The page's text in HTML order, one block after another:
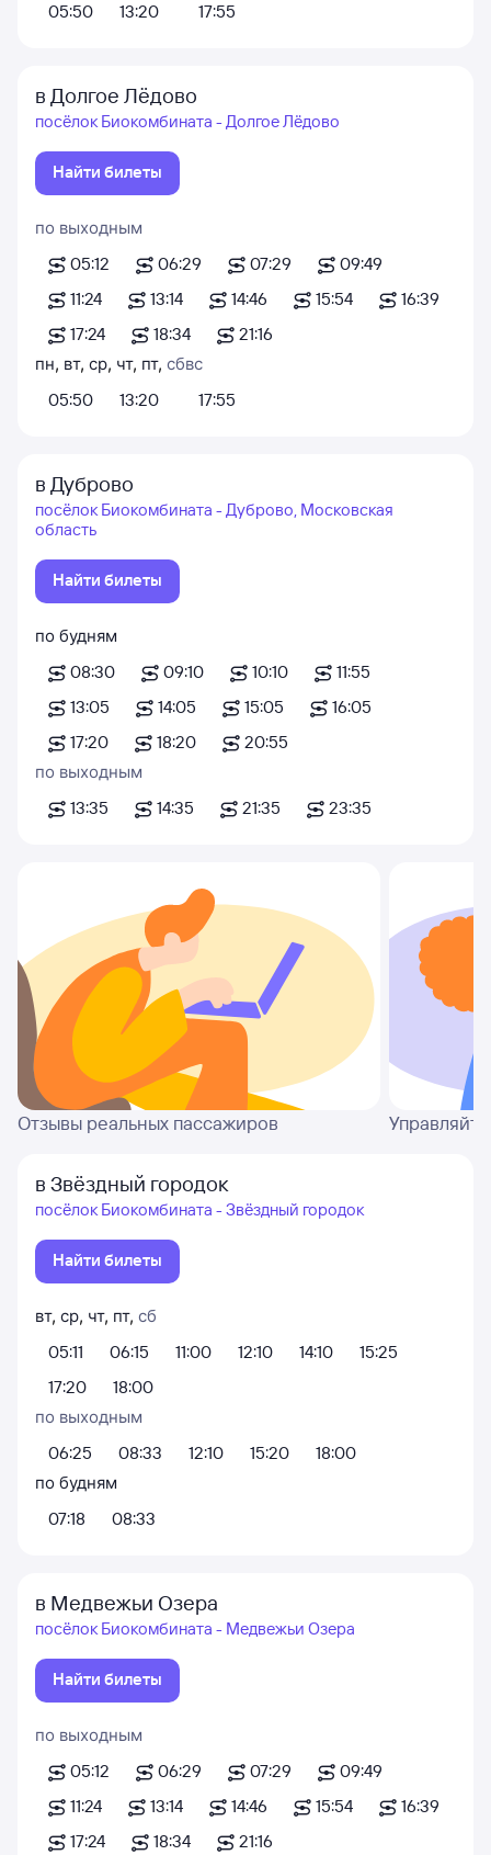
05:50
13:20
17:55
в Долгое Лёдово
посёлок Биокомбината - Долгое Лёдово
Найти билеты
по выходным
05:12
06:29 07:29
09:49
11:24
13:14 14:46 15:54
16:39
17:24
18:34
21:16
пн, вт, ср, чт, пт, сб
05:50
13:20
вс
17:55
в Дуброво
посёлок Биокомбината - Дуброво, Московская
область
Найти билеты
по будням
08:30
09:10 10:10
11:55
13:05
14:05 15:05
16:05
17:20
18:20
20:55
по выходным
13:35
14:35 21:35 23:35
Отзывы реальных пассажиров
в Звёздный городок
посёлок Биокомбината - Звёздный городок
Найти билеты
вт, ср, чт, пт, сб
05:11
06:15 11:00 12:10 14:10
15:25
17:20
18:00
по выходным
06:25
08:33 12:10 15:20
18:00
по будням
07:18
08:33
в Медвежьи Озера
посёлок Биокомбината - Медвежьи Озера
Найти билеты
по выходным
05:12
06:29 07:29
09:49
11:24
13:14 14:46 15:54
16:39
17:24
18:34 21:16